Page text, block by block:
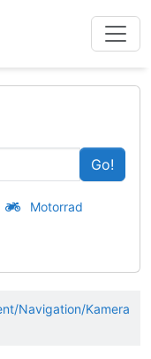
Go!
Motorrad
Navigation/Kamera